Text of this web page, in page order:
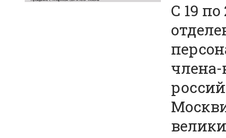
С 19